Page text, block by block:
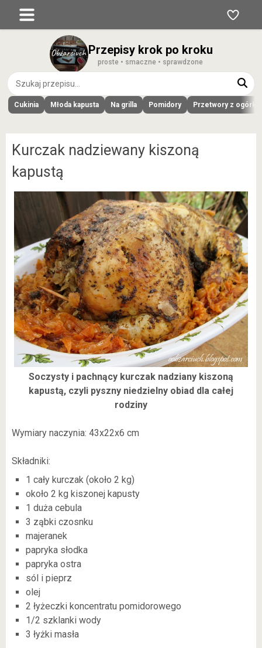
Przepisy krok po kroku
proste • smaczne • sprawdzone
Cukinia Młoda kapusta Na grilla Pomidory Przetwory z
Kurczak nadziewany kiszoną
kapustą
Soczysty i pachnący kurczak nadziany kiszoną
kapustą, czyli pyszny niedzielny obiad dla całej
rodziny
Wymiary naczynia: 43x22x6 cm
Składniki:
1 cały kurczak (około 2 kg)
około 2 kg kiszonej kapusty
1 duża cebula
3 ząbki czosnku
majeranek
papryka słodka
papryka ostra
sól i pieprz
olej
2 łyżeczki koncentratu pomidorowego
1/2 szklanki wody
3 łyżki masła